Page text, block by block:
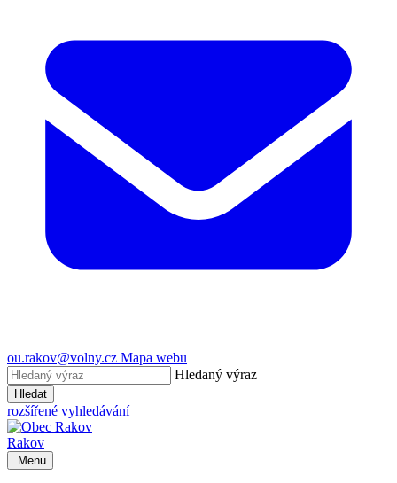
ou.rakov@volny.cz Mapa webu
Hledaný výraz
Hledat
rozšířené vyhledávání
Rakov
Menu